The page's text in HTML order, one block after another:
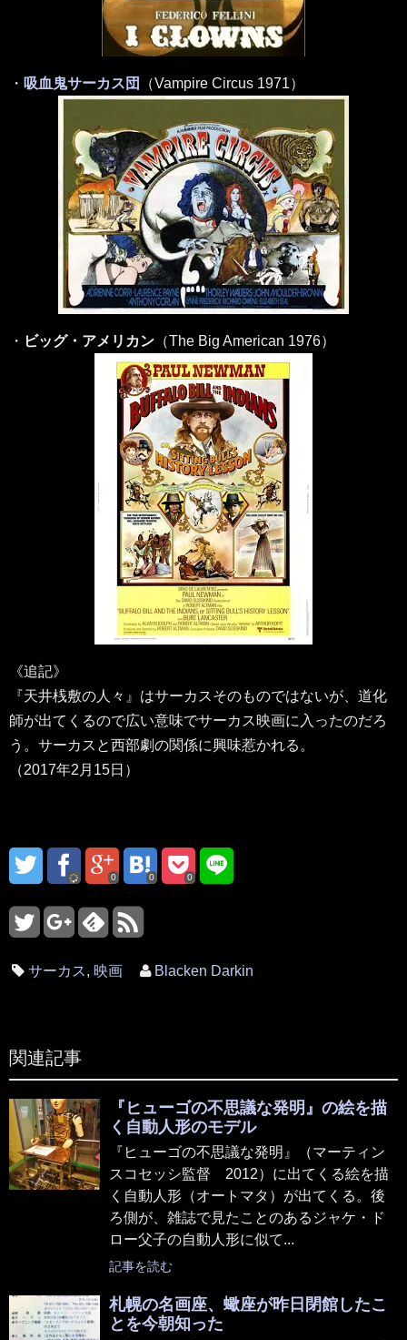
・ 吸血鬼サーカス団 （Vampire Circus 1971）
・ ビッグ・アメリカン （The Big American 1976）
《追記》
『天井桟敷の人々』はサーカスそのものではないが、道化
師が出てくるので広い意味でサーカス映画に入ったのだろ
う。サーカスと西部劇の関係に興味惹かれる。
（2017年2月15日）
0 0 0
サーカス, 映画 Blacken Darkin
関連記事
『ヒューゴの不思議な発明』の絵を描
く自動人形のモデル
『ヒューゴの不思議な発明』（マーティン
スコセッシ監督 2012）に出てくる絵を描
く自動人形（オートマタ）が出てくる。後
ろ側が、雑誌で見たことのあるジャケ・ド
ロー父子の自動人形に似て...
記事を読む
札幌の名画座、蠍座が昨日閉館したこ
とを今朝知った